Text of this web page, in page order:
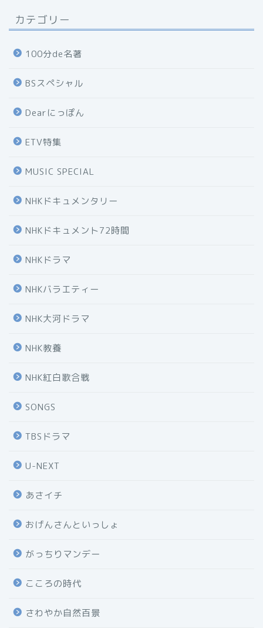
カテゴリー
100分de名著
BSスペシャル
Dearにっぽん
ETV特集
MUSIC SPECIAL
NHKドキュメンタリー
NHKドキュメント72時間
NHKドラマ
NHKバラエティー
NHK大河ドラマ
NHK教養
NHK紅白歌合戦
SONGS
TBSドラマ
U-NEXT
あさイチ
おげんさんといっしょ
がっちりマンデー
こころの時代
さわやか自然百景